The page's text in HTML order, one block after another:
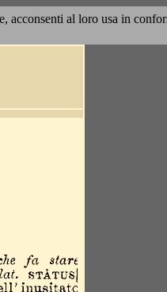
acconsenti al loro usa in